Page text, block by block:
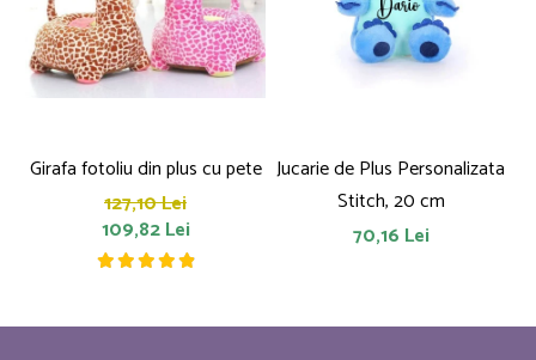
Girafa fotoliu din plus cu pete
127,10 Lei
109,82 Lei
Jucarie de Plus Personalizata
Stitch, 20 cm
70,16 Lei